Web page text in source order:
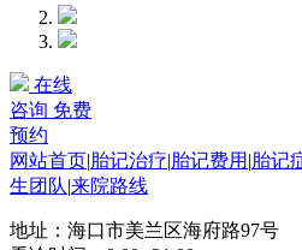
在线
咨询 免费
预约
网站首页|胎记治疗|胎记费用 |胎记
生团队|来院路线
地址：海口市美兰区海府路97号